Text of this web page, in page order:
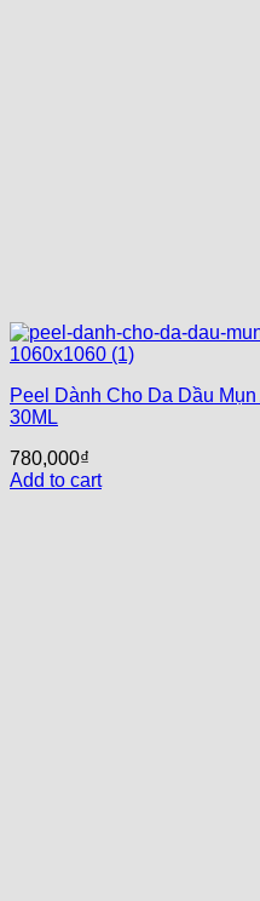
Peel Dành Cho Da Dầu
30ML
780,000₫
Add to cart